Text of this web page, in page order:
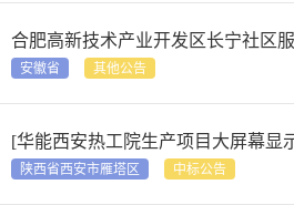
合肥高新技术产业开发区长宁社区
安徽省 其他公告
[华能西安热工院生产项目大屏幕显
陕西省西安市雁塔区 中标公告